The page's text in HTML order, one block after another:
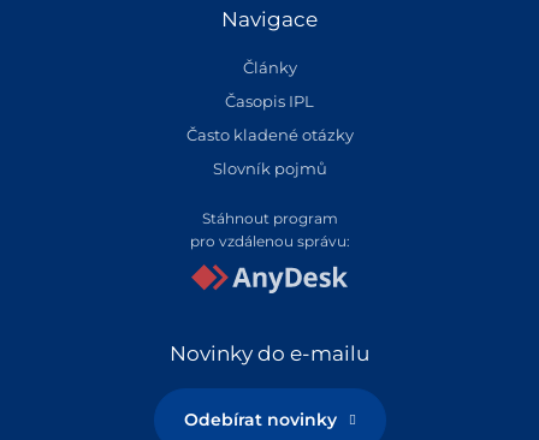
Navigace
Články
Časopis IPL
Často kladené otázky
Slovník pojmů
Stáhnout program
pro vzdálenou správu:
Novinky do e-mailu
Odebírat novinky